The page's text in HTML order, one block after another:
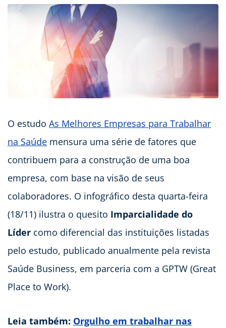
O estudo As Melhores Empresas para Trabalhar
na Saúde mensura uma série de fatores que
contribuem para a construção de uma boa
empresa, com base na visão de seus
colaboradores. O infográfico desta quarta-feira
(18/11) ilustra o quesito Imparcialidade do
Líder como diferencial das instituições listadas
pelo estudo, publicado anualmente pela revista
Saúde Business, em parceria com a GPTW (Great
Place to Work).
Leia também: Orgulho em trabalhar nas